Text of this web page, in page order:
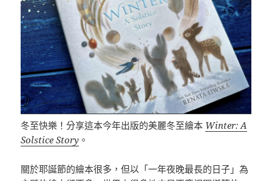
冬至快樂！分享這本今年出版的美麗冬至繪本 Winter: A
Solstice Story 。
關於耶誕節的繪本很多，但以「一年夜晚最長的日子」為